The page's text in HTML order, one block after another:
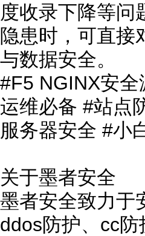
度收录下降等问
隐患时，可直接
与数据安全。
#F5 NGINX安
运维必备 #站点
服务器安全 #小
关于墨者安全
墨者安全致力于
ddos防护、cc